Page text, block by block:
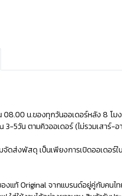
น.ของทุกวันออเดอร์หลัง 8 โมง
3-5วัน ตามคิวออเดอร์ (ไม่รวมเสาร์-
จัดส่งพัสดุ เป็นเพียงการเปิดออเดอ
องแท้ Original จากแบรนด์อยู่คู่กับค